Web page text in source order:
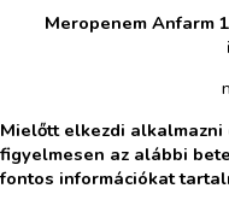
Meropenem Anfarm
Mielőtt elkezdi
figyelmesen az alábbi
fontos információkat